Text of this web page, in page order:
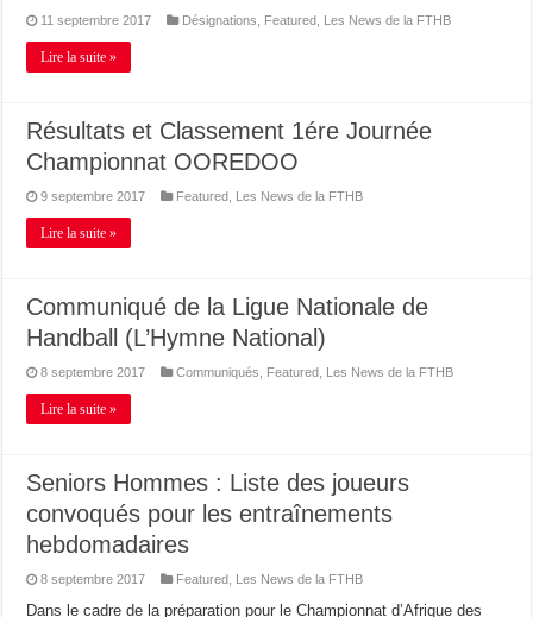
11 septembre 2017 Désignations Featured Les News de la FTHB
Lire la suite »
Résultats et Classement 1ére Journée
Championnat OOREDOO
9 septembre 2017 Featured Les News de la FTHB
Lire la suite »
Communiqué de la Ligue Nationale de
Handball (L’Hymne National)
8 septembre 2017 Communiqués Featured Les News de la FTHB
Lire la suite »
Seniors Hommes : Liste des joueurs
convoqués pour les entraînements
hebdomadaires
8 septembre 2017 Featured Les News de la FTHB
Dans le cadre de la préparation pour le Championnat d’Afrique des